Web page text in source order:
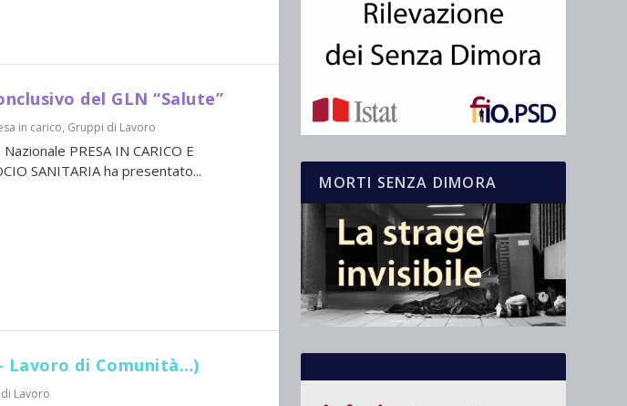
del GLN “Salute”
in carico, Gruppi di Lavoro
PRESA IN CARICO E
SANITARIA ha presentato...
Lavoro di Comunità…)
Lavoro
MORTI SENZA DIMORA